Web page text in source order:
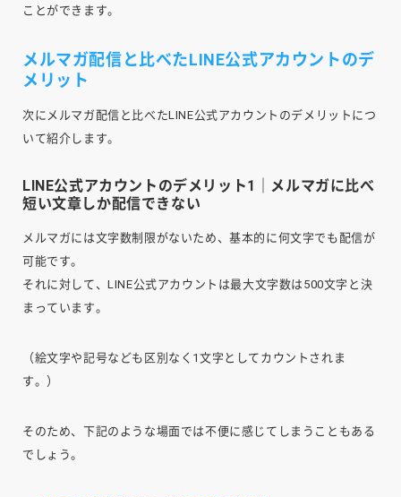
ことができます。
メルマガ配信と比べたLINE公式アカウントのデ
メリット
次にメルマガ配信と比べたLINE公式アカウントのデメリットにつ
いて紹介します。
LINE公式アカウントのデメリット1｜メルマガに比べ
短い文章しか配信できない
メルマガには文字数制限がないため、基本的に何文字でも配信が
可能です。
それに対して、LINE公式アカウントは最大文字数は500文字と決
まっています。
（絵文字や記号なども区別なく1文字としてカウントされま
す。）
そのため、下記のような場面では不便に感じてしまうこともある
でしょう。